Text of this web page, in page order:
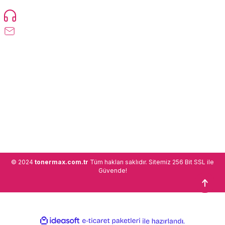
© 2024 tonermax.com.tr Tüm hakları saklıdır. Sitemiz 256 Bit SSL ile
Güvende!
ideasoft e-